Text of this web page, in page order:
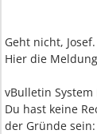
Geht nicht, Josef.
Hier die
vBulletin
Du hast keine
der Gründe sein: